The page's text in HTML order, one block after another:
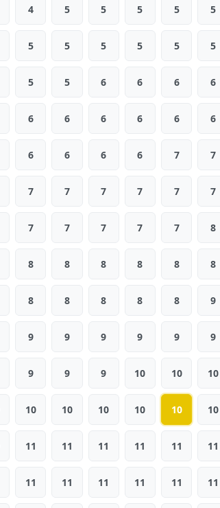
4 5 5 5 5 5
5 5 5 5 5 5
5 5 6 6 6 6
6 6 6 6 6 6
6 6 6 6 7 7
7 7 7 7 7 7
7 7 7 7 7 8
8 8 8 8 8 8
8 8 8 8 8 9
9 9 9 9 9 9
9 9 9 10 10 10
10 10 10 10 10 10
11 11 11 11 11 11
11 11 11 11 11 11